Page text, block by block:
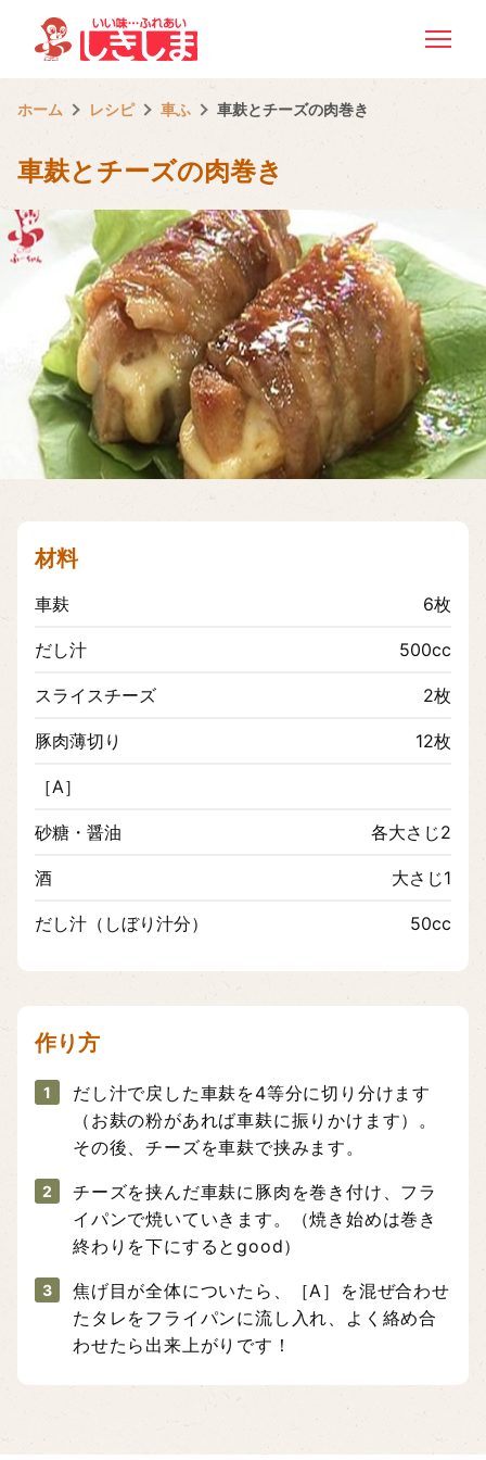
ホーム レシピ 車ふ 車麸とチーズの肉巻き
車麸とチーズの肉巻き
材料
車麸 6枚
だし汁 500cc
スライスチーズ 2枚
豚肉薄切り 12枚
［A］
砂糖・醤油 各大さじ2
酒 大さじ1
だし汁（しぼり汁分） 50cc
作り方
1
だし汁で戻した車麸を4等分に切り分けます
（お麸の粉があれば車麸に振りかけます）。
その後、チーズを車麸で挟みます。
2
チーズを挟んだ車麸に豚肉を巻き付け、フラ
イパンで焼いていきます。（焼き始めは巻き
終わりを下にするとgood）
3
焦げ目が全体についたら、［A］を混ぜ合わせ
たタレをフライパンに流し入れ、よく絡め合
わせたら出来上がりです！